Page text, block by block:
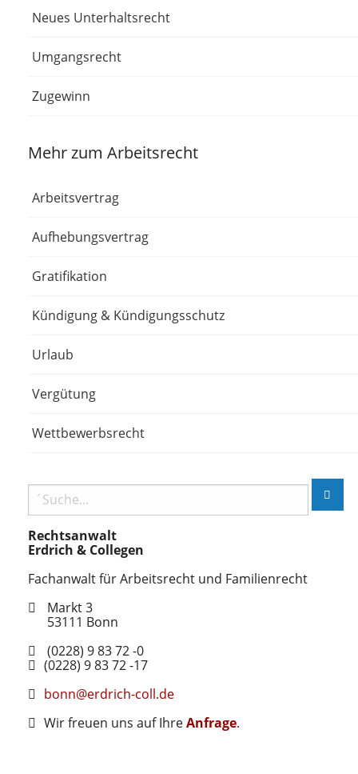
Neues Unterhaltsrecht
Umgangsrecht
Zugewinn
Mehr zum Arbeitsrecht
Arbeitsvertrag
Aufhebungsvertrag
Gratifikation
Kündigung & Kündigungsschutz
Urlaub
Vergütung
Wettbewerbsrecht
Rechtsanwalt
Erdrich & Collegen
Fachanwalt für Arbeitsrecht und Familienrecht
Markt 3
53111 Bonn
(0228) 9 83 72 -0
(0228) 9 83 72 -17
bonn@erdrich-coll.de
Wir freuen uns auf IhreAnfrage.